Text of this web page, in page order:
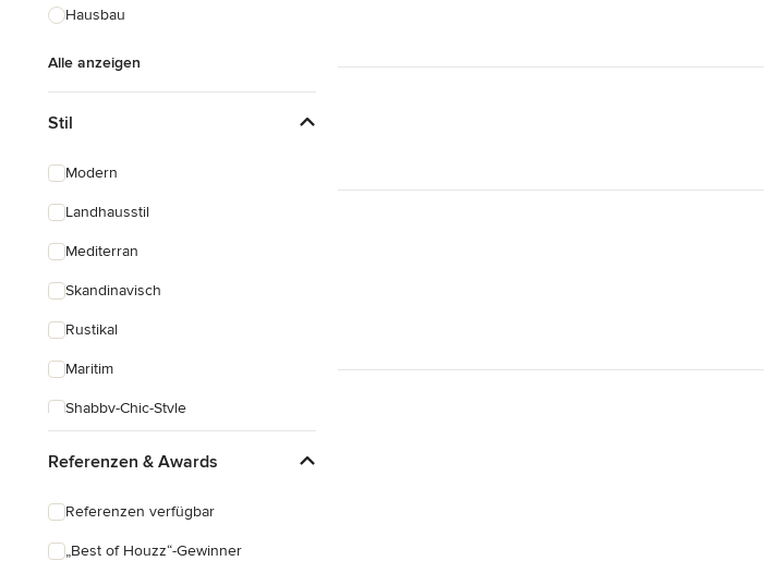
Hausbau
Alle anzeigen
Stil
Modern
Landhausstil
Mediterran
Skandinavisch
Rustikal
Maritim
Shabby-Chic-Style
Referenzen & Awards
Referenzen verfügbar
„Best of Houzz“-Gewinner